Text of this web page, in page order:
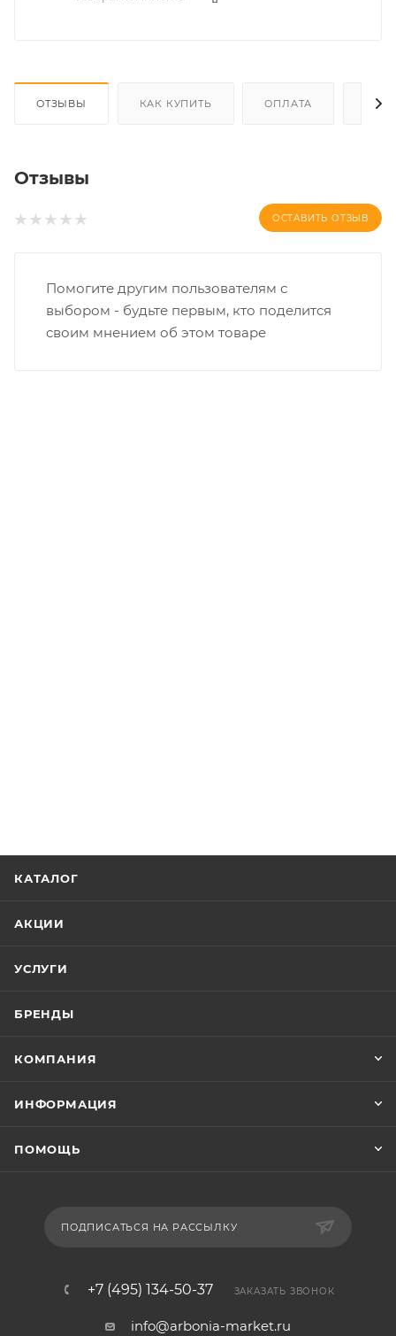
ОТЗЫВЫ КАК КУПИТЬ ОПЛАТА
Отзывы
ОСТАВИТЬ ОТЗЫВ
Помогите другим пользователям с
выбором - будьте первым, кто поделится
своим мнением об этом товаре
КАТАЛОГ
АКЦИИ
УСЛУГИ
БРЕНДЫ
КОМПАНИЯ
ИНФОРМАЦИЯ
ПОМОЩЬ
ПОДПИСАТЬСЯ НА РАССЫЛКУ
+7 (495) 134-50-37 ЗАКАЗАТЬ ЗВОНОК
info@arbonia-market.ru